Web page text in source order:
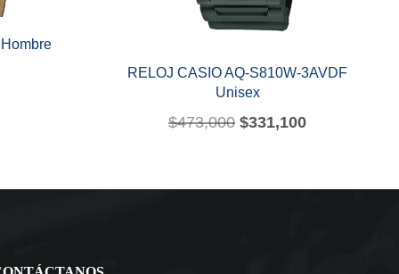
RELOJ CASIO AQ-S810W-3AVDF
Unisex
$473,000 $331,100